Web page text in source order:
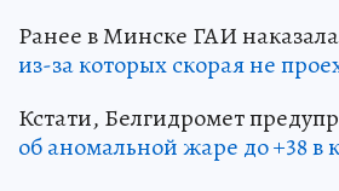
Ранее в Минске ГАИ наказала
из-за которых скорая не
Кстати, Белгидромет
об аномальной жаре до +38 в